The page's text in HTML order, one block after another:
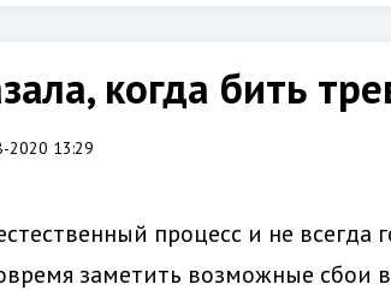
когда бить
2020 13:29
процесс и не всегда
заметить возможные сбои